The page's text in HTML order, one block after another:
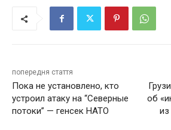
попередня стаття
Пока не установлено, кто
устроил атаку на “Северные
потоки” — генсек НАТО
об